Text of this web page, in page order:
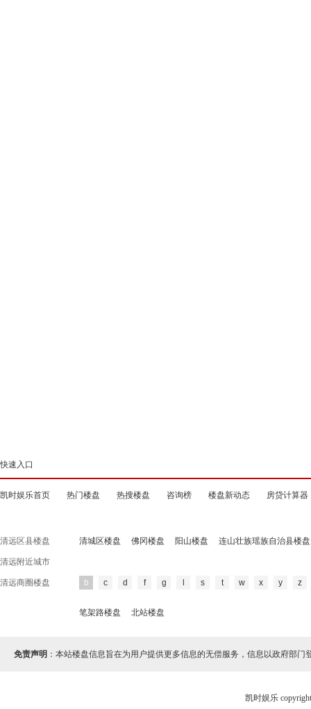
快速入口
凯时娱乐首页 热门楼盘 热搜楼盘 咨询榜 楼盘新动态 房贷计算器
清远区县楼盘 清城区楼盘 佛冈楼盘 阳山楼盘 连山壮族瑶族自治县楼盘
清远附近城市
清远商圈楼盘 b c d f g s t w x y z
笔架路楼盘 北站楼盘
免责声明 ：本站楼盘信息旨在为用户提供更多信息的无偿服务，信息以政府部门
凯时娱乐